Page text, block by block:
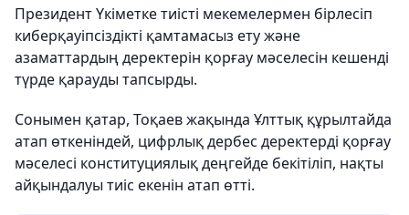
Президент Үкіметке тиісті мекемелермен бірлесіп
киберқауіпсіздікті қамтамасыз ету және
азаматтардың деректерін қорғау мәселесін кешенді
түрде қарауды тапсырды.
Сонымен қатар, Тоқаев жақында Ұлттық құрылтайда
атап өткеніндей, цифрлық дербес деректерді қорғау
мәселесі конституциялық деңгейде бекітіліп, нақты
айқындалуы тиіс екенін атап өтті.